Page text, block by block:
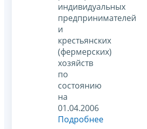
индивидуальных
предпринимателей
и
крестьянских
(фермерских)
хозяйств
по
состоянию
на
01.04.2006
Подробнее